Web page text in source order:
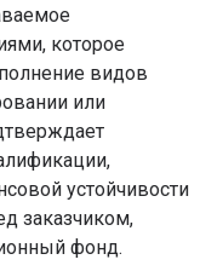
которое
видов
или
устойчивости
заказчиком,
фонд.